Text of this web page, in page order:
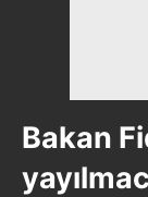
Bakan